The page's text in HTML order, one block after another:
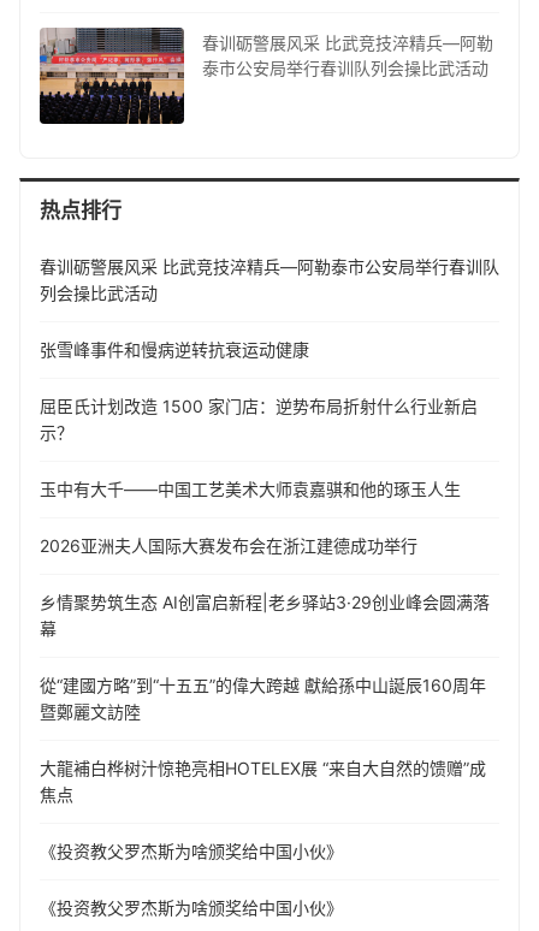
春训砺警展风采 比武竞技淬精兵—阿勒
泰市公安局举行春训队列会操比武活动
热点排行
春训砺警展风采 比武竞技淬精兵—阿勒泰市公安局举行春训队
列会操比武活动
张雪峰事件和慢病逆转抗衰运动健康
屈臣氏计划改造 1500 家门店：逆势布局折射什么行业新启
示？
玉中有大千——中国工艺美术大师袁嘉骐和他的琢玉人生
​2026亚洲夫人国际大赛发布会在浙江建德成功举行
乡情聚势筑生态 AI创富启新程|老乡驿站3·29创业峰会圆满落
幕
從“建國方略”到“十五五”的偉大跨越 獻給孫中山誕辰160周年
暨鄭麗文訪陸
大龍補白桦树汁惊艳亮相HOTELEX展 “来自大自然的馈赠”成
焦点
《投资教父罗杰斯为啥颁奖给中国小伙》
《投资教父罗杰斯为啥颁奖给中国小伙》